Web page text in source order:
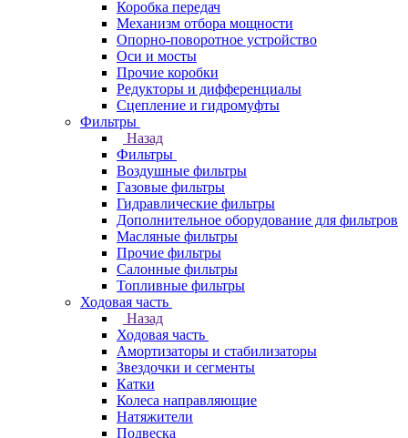
Коробка передач
Механизм отбора мощности
Опорно-поворотное устройство
Оси и мосты
Прочие коробки
Редукторы и дифференциалы
Сцепление и гидромуфты
Фильтры
Назад
Фильтры
Воздушные фильтры
Газовые фильтры
Гидравлические фильтры
Дополнительное оборудование для фильтров
Масляные фильтры
Прочие фильтры
Салонные фильтры
Топливные фильтры
Ходовая часть
Назад
Ходовая часть
Амортизаторы и стабилизаторы
Звездочки и сегменты
Катки
Колеса направляющие
Натяжители
Подвеска